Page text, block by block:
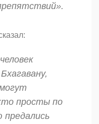
просты по
предались